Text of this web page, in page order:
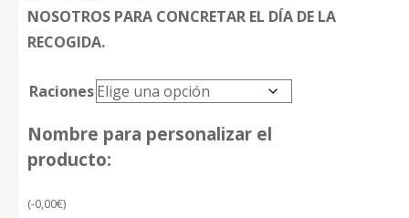
NOSOTROS PARA CONCRETAR EL DÍA DE LA
RECOGIDA.
Raciones
Nombre para personalizar el
producto:
(-0,00€)